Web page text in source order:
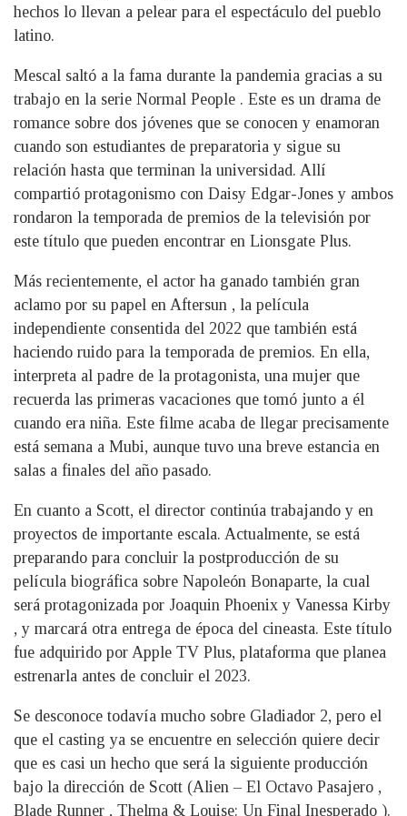
hechos lo llevan a pelear para el espectáculo del pueblo
latino.
Mescal saltó a la fama durante la pandemia gracias a su
trabajo en la serie Normal People . Este es un drama de
romance sobre dos jóvenes que se conocen y enamoran
cuando son estudiantes de preparatoria y sigue su
relación hasta que terminan la universidad. Allí
compartió protagonismo con Daisy Edgar-Jones y ambos
rondaron la temporada de premios de la televisión por
este título que pueden encontrar en Lionsgate Plus.
Más recientemente, el actor ha ganado también gran
aclamo por su papel en Aftersun , la película
independiente consentida del 2022 que también está
haciendo ruido para la temporada de premios. En ella,
interpreta al padre de la protagonista, una mujer que
recuerda las primeras vacaciones que tomó junto a él
cuando era niña. Este filme acaba de llegar precisamente
está semana a Mubi, aunque tuvo una breve estancia en
salas a finales del año pasado.
En cuanto a Scott, el director continúa trabajando y en
proyectos de importante escala. Actualmente, se está
preparando para concluir la postproducción de su
película biográfica sobre Napoleón Bonaparte, la cual
será protagonizada por Joaquin Phoenix y Vanessa Kirby
, y marcará otra entrega de época del cineasta. Este título
fue adquirido por Apple TV Plus, plataforma que planea
estrenarla antes de concluir el 2023.
Se desconoce todavía mucho sobre Gladiador 2, pero el
que el casting ya se encuentre en selección quiere decir
que es casi un hecho que será la siguiente producción
bajo la dirección de Scott (Alien – El Octavo Pasajero ,
Blade Runner , Thelma & Louise: Un Final Inesperado ).